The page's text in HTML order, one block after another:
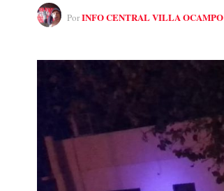
PorINFO CENTRAL VILLA OCAMPO